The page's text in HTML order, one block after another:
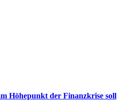
Höhepunkt der Finanzkrise soll